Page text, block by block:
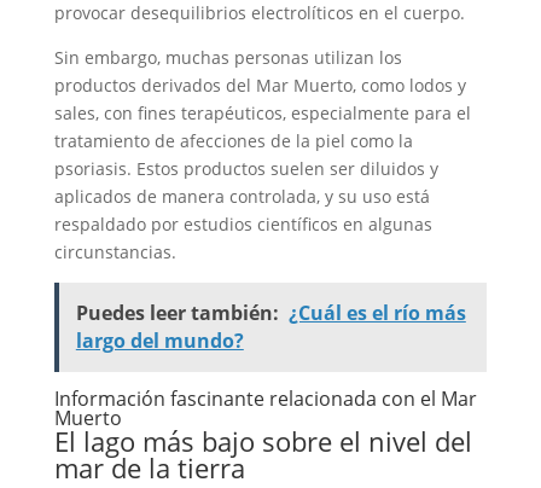
provocar desequilibrios electrolíticos en el cuerpo.
Sin embargo, muchas personas utilizan los
productos derivados del Mar Muerto, como lodos y
sales, con fines terapéuticos, especialmente para el
tratamiento de afecciones de la piel como la
psoriasis. Estos productos suelen ser diluidos y
aplicados de manera controlada, y su uso está
respaldado por estudios científicos en algunas
circunstancias.
Puedes leer también: ¿Cuál es el río más
largo del mundo?
Información fascinante relacionada con el Mar
Muerto
El lago más bajo sobre el nivel del
mar de la tierra